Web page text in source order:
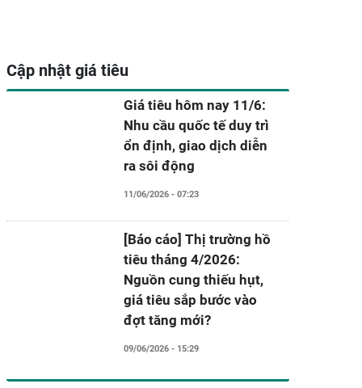
Cập nhật giá tiêu
Giá tiêu hôm nay 11/6:
Nhu cầu quốc tế duy trì
ổn định, giao dịch diễn
ra sôi động
11/06/2026 - 07:23
[Báo cáo] Thị trường hồ
tiêu tháng 4/2026:
Nguồn cung thiếu hụt,
giá tiêu sắp bước vào
đợt tăng mới?
09/06/2026 - 15:29